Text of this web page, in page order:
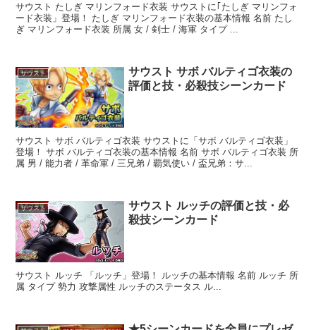
サウスト たしぎ マリンフォード衣装 サウストに｢たしぎ マリンフォ
ード衣装」登場！ たしぎ マリンフォード衣装の基本情報 名前 たし
ぎ マリンフォード衣装 所属 女 / 剣士 / 海軍 タイプ ...
サウスト
サウスト サボ バルティゴ衣装の
評価と技・必殺技シーンカード
サウスト サボ バルティゴ衣装 サウストに「サボ バルティゴ衣装」
登場！ サボ バルティゴ衣装の基本情報 名前 サボ バルティゴ衣装 所
属 男 / 能力者 / 革命軍 / 三兄弟 / 覇気使い / 盃兄弟：サ...
サウスト
サウスト ルッチの評価と技・必
殺技シーンカード
サウスト ルッチ 「ルッチ」登場！ ルッチの基本情報 名前 ルッチ 所
属 タイプ 勢力 攻撃属性 ルッチのステータス ル...